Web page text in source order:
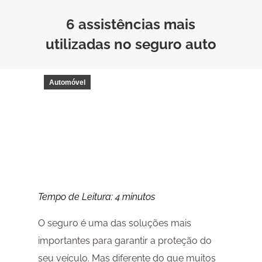
6 assistências mais
utilizadas no seguro auto
Automóvel
Tempo de Leitura:4 minutos
O seguro é uma das soluções mais
importantes para garantir a proteção do
seu veículo. Mas diferente do que muitos